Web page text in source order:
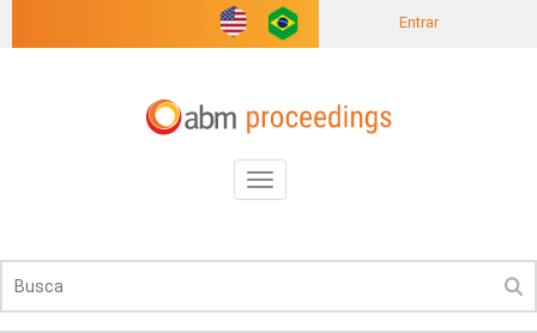
Entrar
Toggle
navigation